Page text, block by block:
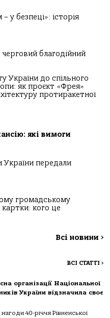
у безпеці»: історія
благодійний
України до спільного
як проєкт «Фрея»
протиракетної
які вимоги
передали
громадському
кого це
Всі новини >
ВСІ СТАТТІ >
організації Національної
України відзначила своє
40-річчя Рівненської